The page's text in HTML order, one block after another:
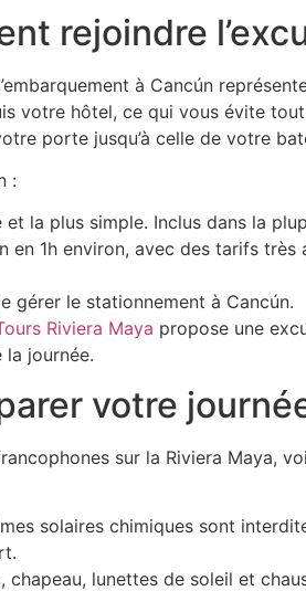
rejoindre
à Cancún
votre hôtel, ce qui vous évite tout
porte jusqu’à celle de votre
:
la plus simple. Inclus dans la
en 1h environ, avec des tarifs
gérer le stationnement à Cancún.
Riviera Maya propose une
journée.
votre
sur la Riviera Maya,
solaires chimiques sont
lunettes de soleil et